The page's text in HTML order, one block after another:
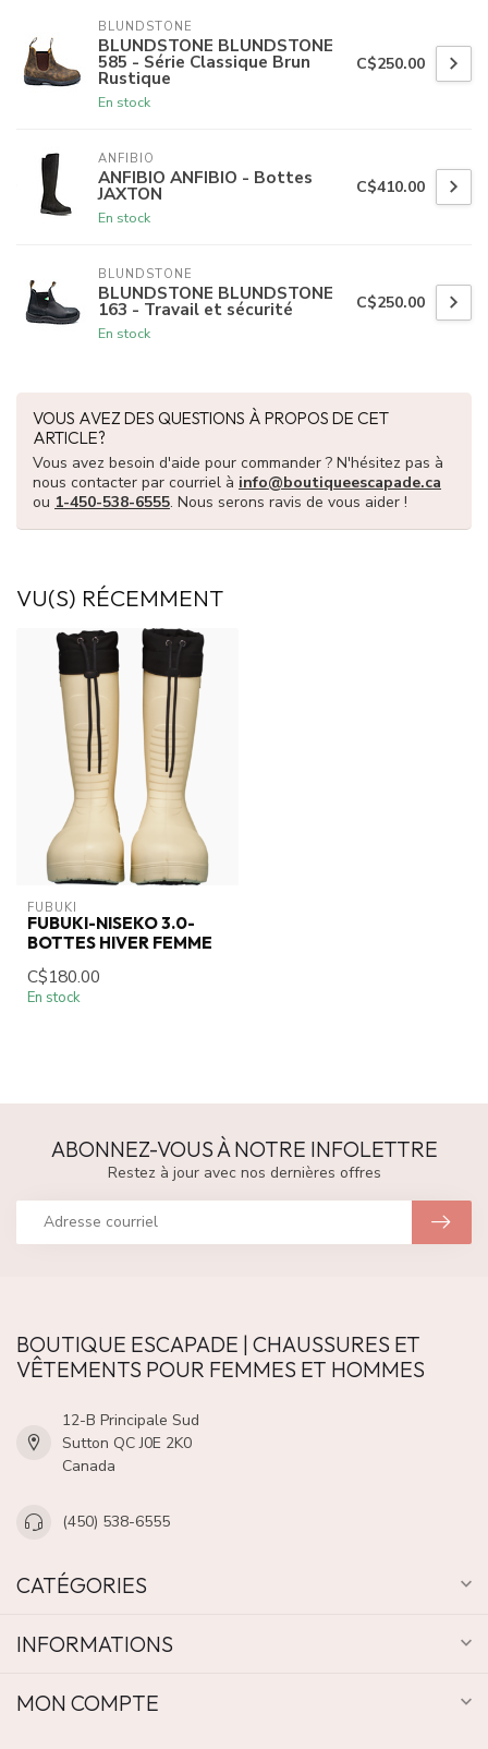
BLUNDSTONE
BLUNDSTONE BLUNDSTONE
585 - Série Classique Brun
Rustique
En stock
C$250.00
ANFIBIO
ANFIBIO ANFIBIO - Bottes
JAXTON
En stock
C$410.00
BLUNDSTONE
BLUNDSTONE BLUNDSTONE
163 - Travail et sécurité
En stock
C$250.00
VOUS AVEZ DES QUESTIONS À PROPOS DE CET
ARTICLE?
Vous avez besoin d'aide pour commander ? N'hésitez pas à
nous contacter par courriel à info@boutiqueescapade.ca
ou 1-450-538-6555. Nous serons ravis de vous aider !
VU(S) RÉCEMMENT
FUBUKI
FUBUKI-NISEKO 3.0-
BOTTES HIVER FEMME
C$180.00
En stock
ABONNEZ-VOUS À NOTRE INFOLETTRE
Restez à jour avec nos dernières offres
BOUTIQUE ESCAPADE | CHAUSSURES ET
VÊTEMENTS POUR FEMMES ET HOMMES
12-B Principale Sud
Sutton QC J0E 2K0
Canada
(450) 538-6555
CATÉGORIES
INFORMATIONS
MON COMPTE